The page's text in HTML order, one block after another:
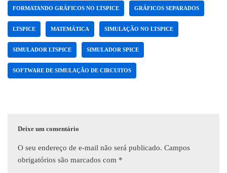
FORMATANDO GRÁFICOS NO LTSPICE GRÁFICOS SEPARADOS
LTSPICE MATEMÁTICA SIMULAÇÃO NO LTSPICE
SIMULADOR LTSPICE SIMULADOR SPICE
SOFTWARE DE SIMULAÇÃO DE CIRCUITOS
Deixe um comentário
O seu endereço de e-mail não será publicado. Campos
obrigatórios são marcados com *